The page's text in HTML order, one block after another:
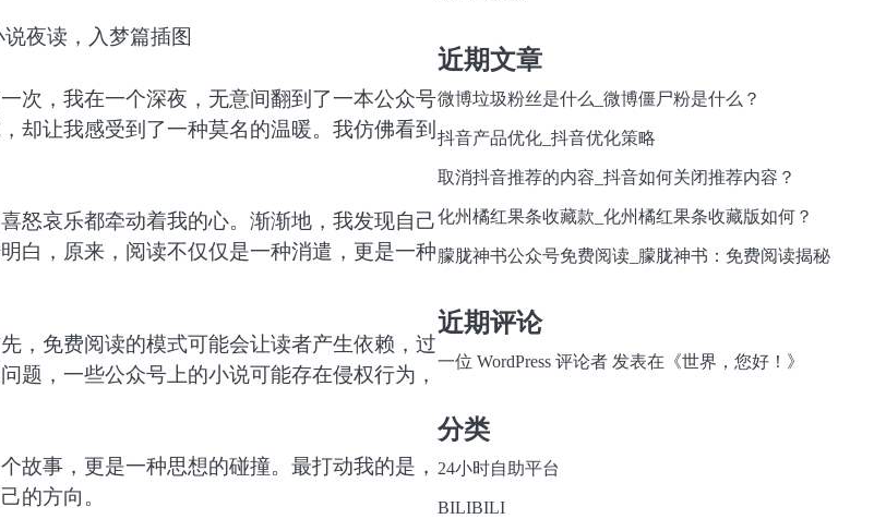
次，我在一个深夜，无意间翻到了一本公众号
却让我感受到了一种莫名的温暖。我仿佛看到
怒哀乐都牵动着我的心。渐渐地，我发现自己
白，原来，阅读不仅仅是一种消遣，更是一种
，免费阅读的模式可能会让读者产生依赖，过
题，一些公众号上的小说可能存在侵权行为，
故事，更是一种思想的碰撞。最打动我的是，
的方向。
近期文章
微博垃圾粉丝是什么_微博僵尸粉是什么？
抖音产品优化_抖音优化策略
取消抖音推荐的内容_抖音如何关闭推荐内容？
化州橘红果条收藏款_化州橘红果条收藏版如何？
朦胧神书公众号免费阅读_朦胧神书：免费阅读揭秘
近期评论
一位 WordPress 评论者发表在《世界，您好！ 》
分类
24小时自助平台
BILIBILI